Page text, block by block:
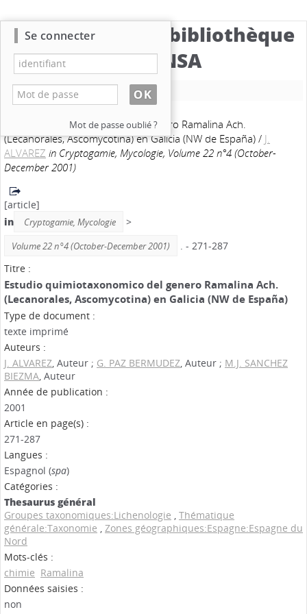
Catalogue de la bibliothèque
du CBNSA
Nouvelle recherche
Estudio quimiotaxonomico del genero Ramalina Ach.
(Lecanorales, Ascomycotina) en Galicia (NW de España)/ J.
ALVAREZ in Cryptogamie, Mycologie, Volume 22 n°4 (October-
December 2001)
[article]
in
Cryptogamie, Mycologie >
Volume 22 n°4 (October-December 2001)
. - 271-287
Titre :
Estudio quimiotaxonomico del genero Ramalina Ach.
(Lecanorales, Ascomycotina) en Galicia (NW de España)
Type de document :
texte imprimé
Auteurs :
J. ALVAREZ, Auteur ; G. PAZ BERMUDEZ, Auteur ; M.J. SANCHEZ
BIEZMA, Auteur
Année de publication :
2001
Article en page(s) :
271-287
Langues :
Espagnol (spa)
Catégories :
Thesaurus général
Groupes taxonomiques:Lichenologie , Thématique
générale:Taxonomie , Zones géographiques:Espagne:Espagne du
Nord
Mots-clés :
chimie Ramalina
Données saisies :
non
Se connecter
Mot de passe oublié ?